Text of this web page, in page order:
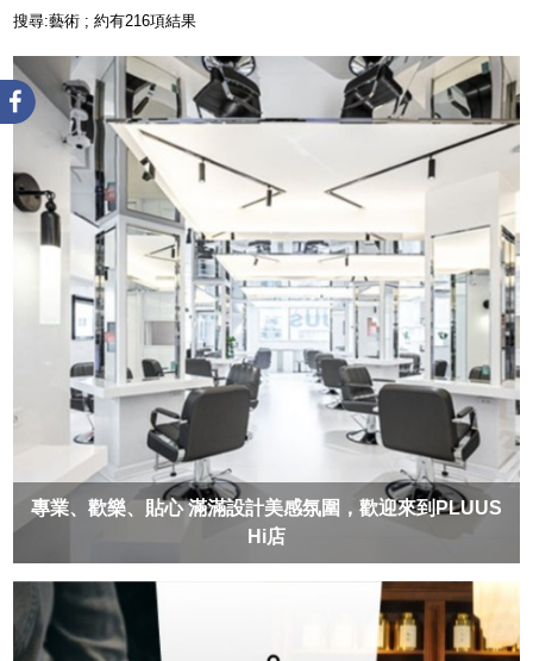
搜尋:藝術 ; 約有216項結果
專業、歡樂、貼心 滿滿設計美感氛圍，歡迎來到PLUUS
Hi店